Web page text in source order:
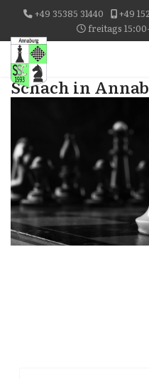
+49 35385 31440 +49
freitags
Schach in